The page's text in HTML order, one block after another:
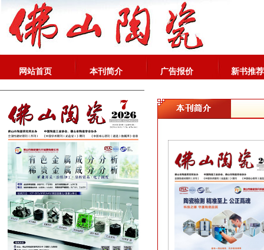
网站首页 本刊简介 广告报价 新书推荐